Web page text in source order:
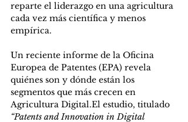
reparte el liderazgo en una agricultura
cada vez más científica y menos
empírica.
Un reciente informe de la Oficina
Europea de Patentes (EPA) revela
quiénes son y dónde están los
segmentos que más crecen en
Agricultura Digital.El estudio, titulado
“Patents and Innovation in Digital